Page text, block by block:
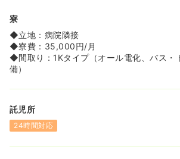
寮
◆立地：病院隣接
◆寮費：35,000円/月
◆間取り：1Kタイプ（オール電化、バス・
備）
託児所
24時間対応